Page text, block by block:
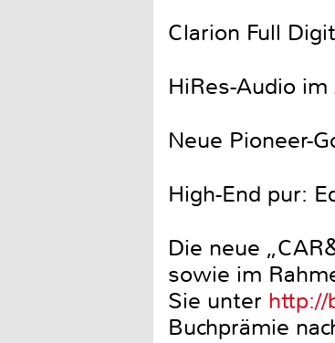
Clarion Full
HiRes-Audio
Neue Pioneer-
High-End pur:
Die neue
sowie im
Sie unter http://
Buchprämie